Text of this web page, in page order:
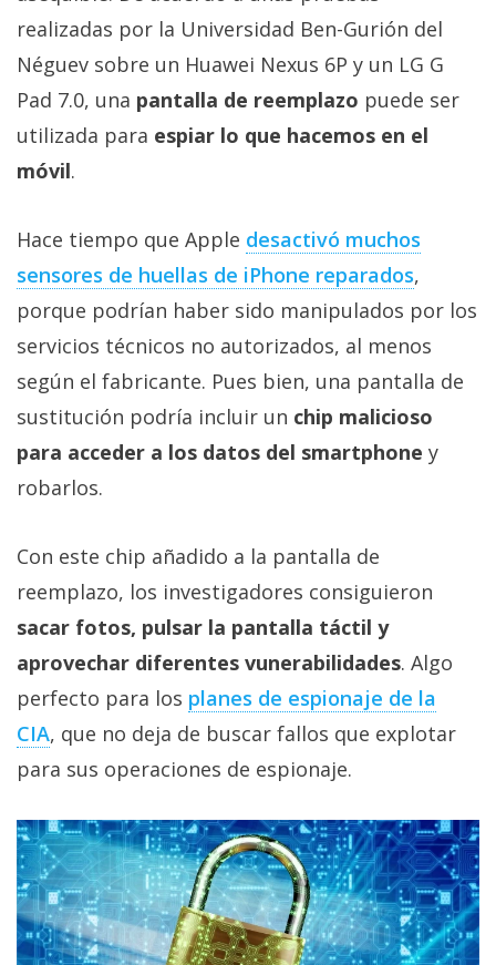
/
Sobre
nosotros
/
Publicidad
/
Cambiar
de
/
Aviso
Legal
El medio de
comunicación
digital donde
encontrarás
todas las
móviles,
apps,
informática,
videojuegos,
comparativas,
trucos y
tutoriales.
El Grupo
Informático
(CC) 2006-
derechos
reservados.
realizadas por la Universidad Ben-Gurión del
Néguev sobre un Huawei Nexus 6P y un LG G
Pad 7.0, una pantalla de reemplazo puede ser
utilizada para espiar lo que hacemos en el
móvil.
Hace tiempo que Apple desactivó muchos
sensores de huellas de iPhone reparados,
porque podrían haber sido manipulados por los
servicios técnicos no autorizados, al menos
según el fabricante. Pues bien, una pantalla de
sustitución podría incluir un chip malicioso
para acceder a los datos del smartphone y
robarlos.
Con este chip añadido a la pantalla de
reemplazo, los investigadores consiguieron
sacar fotos, pulsar la pantalla táctil y
aprovechar diferentes vunerabilidades. Algo
perfecto para los planes de espionaje de la
CIA, que no deja de buscar fallos que explotar
para sus operaciones de espionaje.